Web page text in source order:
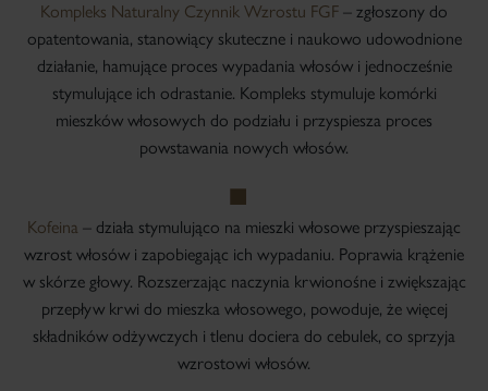
Kompleks Naturalny Czynnik Wzrostu FGF – zgłoszony do
opatentowania, stanowiący skuteczne i naukowo udowodnione
działanie, hamujące proces wypadania włosów i jednocześnie
stymulujące ich odrastanie. Kompleks stymuluje komórki
mieszków włosowych do podziału i przyspiesza proces
powstawania nowych włosów.
Kofeina – działa stymulująco na mieszki włosowe przyspieszając
wzrost włosów i zapobiegając ich wypadaniu. Poprawia krążenie
w skórze głowy. Rozszerzając naczynia krwionośne i zwiększając
przepływ krwi do mieszka włosowego, powoduje, że więcej
składników odżywczych i tlenu dociera do cebulek, co sprzyja
wzrostowi włosów.